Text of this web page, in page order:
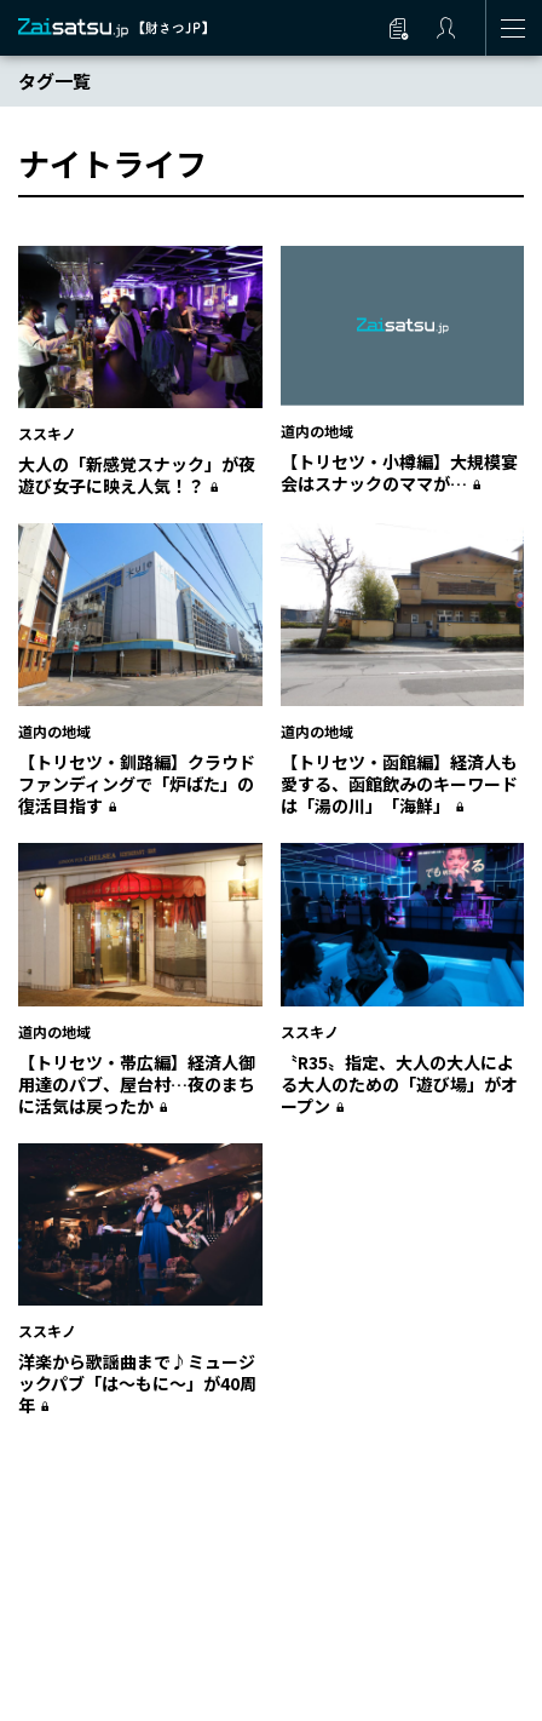
タグ一覧
ナイトライフ
ススキノ
大人の「新感覚スナック」が夜
遊び女子に映え人気！？
道内の地域
【トリセツ・小樽編】大規模宴
会はスナックのママが…
道内の地域
【トリセツ・釧路編】クラウド
ファンディングで「炉ばた」の
復活目指す
道内の地域
【トリセツ・函館編】経済人も
愛する、函館飲みのキーワード
は「湯の川」「海鮮」
道内の地域
【トリセツ・帯広編】経済人御
用達のパブ、屋台村…夜のまち
に活気は戻ったか
ススキノ
〝R35〟指定、大人の大人によ
る大人のための「遊び場」がオ
ープン
ススキノ
洋楽から歌謡曲まで♪ミュージ
ックパブ「は～もに～」が40周
年